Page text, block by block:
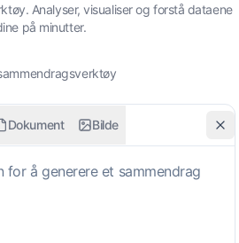
Analyser, visualiser og forstå dataene
på minutter.
Dokument Bilde